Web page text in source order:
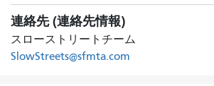
連絡先 (連絡先情報)
スローストリートチーム
SlowStreets@sfmta.com